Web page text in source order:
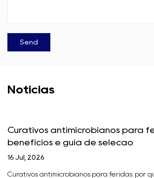
Notícias
Curativos antimicrobianos para
benefícios e guia de seleção
16 Jul, 2026
Curativos antimicrobianos para feridas: por